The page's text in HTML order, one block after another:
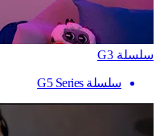
سلسلة G3
سلسلة G5 Series